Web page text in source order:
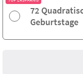
72
Geburtstage